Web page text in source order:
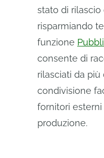
stato di rilascio
risparmiando
funzione
consente di
rilasciati da
condivisione
fornitori
produzione.